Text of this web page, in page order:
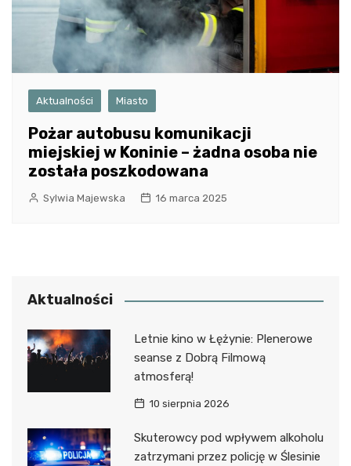
Aktualności Miasto
Pożar autobusu komunikacji
miejskiej w Koninie – żadna osoba nie
została poszkodowana
Sylwia Majewska 16 marca 2025
Aktualności
Letnie kino w Łężynie: Plenerowe
seanse z Dobrą Filmową
atmosferą!
10 sierpnia 2026
Skuterowcy pod wpływem alkoholu
zatrzymani przez policję w Ślesinie